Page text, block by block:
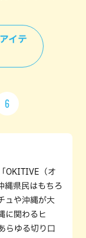
イテ
6
OKITIVE（オ
縄県民はもちろ
ュや沖縄が大
に関わるヒ
らゆる切り口